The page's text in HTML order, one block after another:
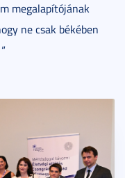
megalapítójának
ne csak békében